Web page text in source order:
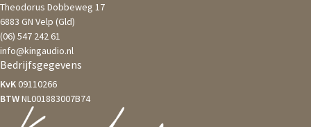
Theodorus Dobbeweg 17
6883 GN Velp (Gld)
(06) 547 242 61
info@kingaudio.nl
Bedrijfsgegevens
KvK09110266
BTWNL001883007B74